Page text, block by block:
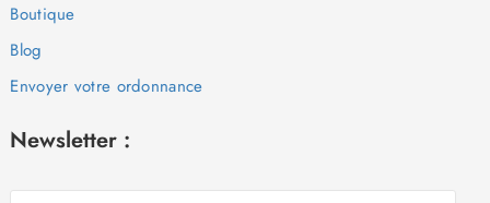
Boutique
Blog
Envoyer votre ordonnance
Newsletter :